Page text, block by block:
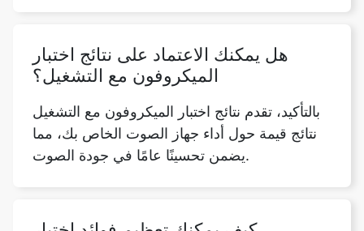
هل يمكنك الاعتماد على نتائج اختبار
الميكروفون مع التشغيل؟
بالتأكيد، تقدم نتائج اختبار الميكروفون مع التشغيل
نتائج قيمة حول أداء جهاز الصوت الخاص بك، مما
يضمن تحسينًا عامًا في جودة الصوت.